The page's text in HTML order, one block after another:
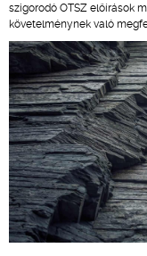
szigorodó OTSZ előírások
követelménynek való